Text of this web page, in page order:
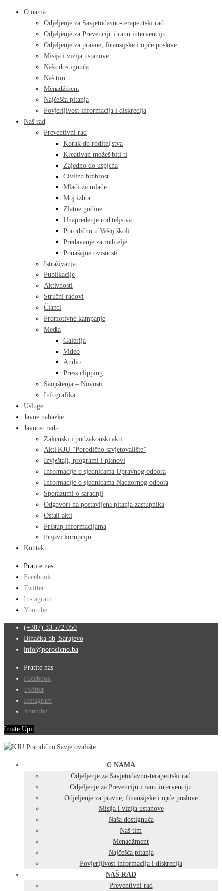
O nama
Odjeljenje za Savjetodavno-terapeutski rad
Odjeljenje za Prevenciju i ranu intervenciju
Odjeljenje za pravne, finansijske i opće poslove
Misija i vizija ustanove
Naša dostignuća
Naš tim
Menadžment
Najčešća pitanja
Povjerljivost informacija i diskrecija
Naš rad
Preventivni rad
Korak do roditeljstva
Kreativan možeš biti ti
Zajedno do uspjeha
Civilna hrabrost
Mladi za mlade
Moj izbor
Zlatne godine
Unapređenje roditeljstva
Porodično u Vašoj školi
Predavanje za roditelje
Ponašajne ovisnosti
Istraživanja
Publikacije
Aktivnosti
Stručni radovi
Članci
Promotivne kampanje
Media
Galerija
Video
Audio
Press clipping
Saopštenja – Novosti
Infografika
Usluge
Javne nabavke
Javnost rada
Zakonski i podzakonski akti
Akti KJU ”Porodično savjetovalište”
Izvještaji, programi i planovi
Informacije o sjednicama Upravnog odbora
Informacije o sjednicama Nadzornog odbora
Sporazumi o saradnji
Odgovori na postavljena pitanja zastupnika
Ostali akti
Pristup informacijama
Prijavi korupciju
Kontakt
Pratite nas
Facebook
Twitter
Instagram
Youtube
(+387) 33 572 050
Bihaćka bb, Sarajevo
info@porodicno.ba
Pratite nas
Facebook
Twitter
Instagram
Youtube
Imate Upit
O NAMA
Odjeljenje za Savjetodavno-terapeutski rad
Odjeljenje za Prevenciju i ranu intervenciju
Odjeljenje za pravne, finansijske i opće poslove
Misija i vizija ustanove
Naša dostignuća
Naš tim
Menadžment
Najčešća pitanja
Povjerljivost informacija i diskrecija
NAŠ RAD
Preventivni rad